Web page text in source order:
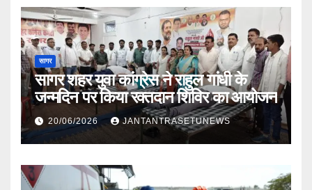
सागर
सागर शहर युवा कांग्रेस ने राहुल गांधी के
जन्मदिन पर किया रक्तदान शिविर का आयोजन
20/06/2026 JANTANTRASETUNEWS